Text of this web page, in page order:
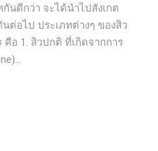
นดีกว่า จะได้นำไปสังเกต
ต่อไป ประเภทต่างๆ ของสิว
อ 1. สิวปกติ ที่เกิดจากการ